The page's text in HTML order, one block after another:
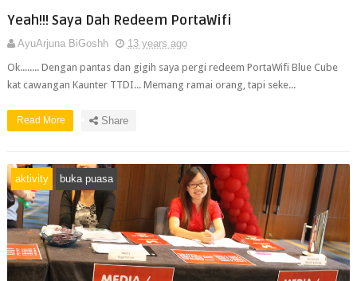
Yeah!!! Saya Dah Redeem PortaWifi
AyuArjuna BiGoshh
13 years ago
Ok........ Dengan pantas dan gigih saya pergi redeem PortaWifi Blue Cube
kat cawangan Kaunter TTDI... Memang ramai orang, tapi seke...
Read More Share
aktivity buka puasa